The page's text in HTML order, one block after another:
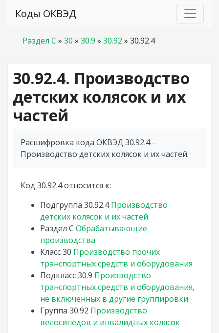
Коды ОКВЭД
Раздел C » 30 » 30.9 » 30.92 » 30.92.4
30.92.4. Производство
детских колясок и их
частей
Расшифровка кода ОКВЭД 30.92.4 -
Производство детских колясок и их частей.
Код 30.92.4 относится к:
Подгруппа 30.92.4 Производство
детских колясок и их частей
Раздел C Обрабатывающие
производства
Класс30 Производство прочих
транспортных средств и оборудования
Подкласс30.9 Производство
транспортных средств и оборудования,
не включенных в другие группировки
Группа 30.92 Производство
велосипедов и инвалидных колясок